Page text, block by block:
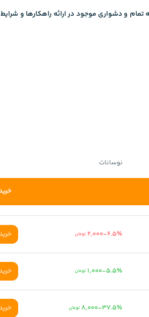
و دشواری موجود در ارائه راهکارها و
نوسانات
6.5%
-
2,000 تومان
5.5%
-
1,000 تومان
37.5%
-
8,000 تومان